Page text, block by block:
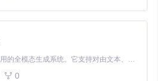
MiniMax H3 是一个通用的全模态生成系统。它支持对由文本、图像、视频和音频组成的多模态上下文进行统一理解，并能生成分辨率高达 2K、时长可达 15 秒的带原生立体声音频的视频。得益于面向任务泛化的系统设计，H3 在预训练阶段就已具备广泛的多模态上下文理解与生成能力，能够出色地执行复杂的多模态指令。
0